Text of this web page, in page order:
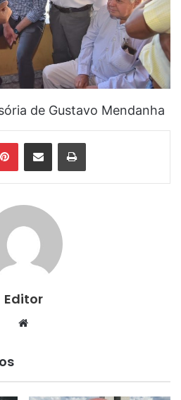
de Gustavo Mendanha
PinterestCompartilhar via e-mail Imprimir
Editor
Website